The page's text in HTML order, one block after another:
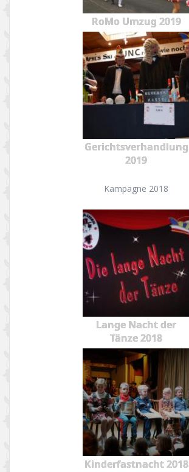
RoMo Umzug 2019
Gerichtsverhandlung
2019
Kampagne 2018
Lange Nacht der
Tänze 2018
Kinderfastnacht 2018